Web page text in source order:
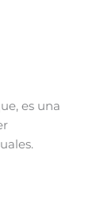
es una